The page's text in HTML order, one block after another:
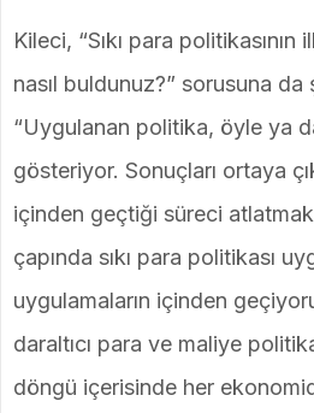
Kileci, “Sıkı para
nasıl buldunuz?” sorusuna da
“Uygulanan politika, öyle ya
gösteriyor. Sonuçları ortaya
içinden geçtiği süreci
çapında sıkı para politikası
uygulamaların içinden
daraltıcı para ve maliye
döngü içerisinde her